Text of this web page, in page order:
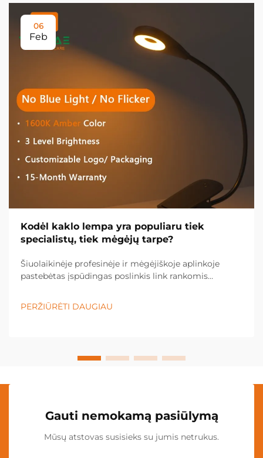
06
Feb
Kodėl kaklo lempa yra populiaru tiek
specialistų, tiek mėgėjų tarpe?
Šiuolaikinėje profesinėje ir mėgėjiškoje aplinkoje
pastebėtas įspūdingas poslinkis link rankomis
tapo būtina įranga įvairiose pramonės šakose ir
asmeninėse srityse. Šis inovacinis apšvietimas...
PERŽIŪRĖTI DAUGIAU
Gauti nemokamą pasiūlymą
Mūsų atstovas susisieks su jumis netrukus.